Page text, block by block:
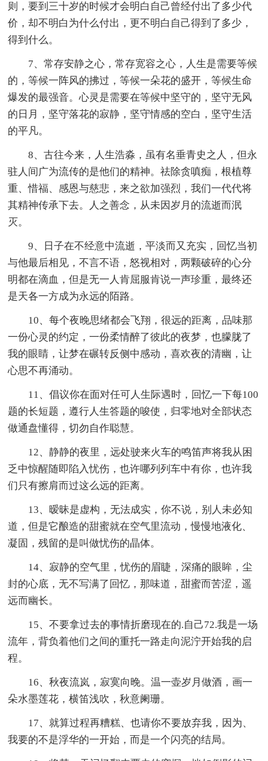
则，要到三十岁的时候才会明白自己曾经付出了多少代
价，却不明白为什么付出，更不明白自己得到了多少，
得到什么。
7、常存安静之心，常存宽容之心，人生是需要等候
的，等候一阵风的拂过，等候一朵花的盛开，等候生命
爆发的最强音。心灵是需要在等候中坚守的，坚守无风
的日月，坚守落花的寂静，坚守情感的空白，坚守生活
的平凡。
8、古往今来，人生浩淼，虽有名垂青史之人，但永
驻人间广为流传的是他们的精神。祛除贪嗔痴，根植尊
重、惜福、感恩与慈悲，来之欲加强烈，我们一代代将
其精神传承下去。人之善念，从未因岁月的流逝而泯
灭。
9、日子在不经意中流逝，平淡而又充实，回忆当初
与他最后相见，不言不语，怒视相对，两颗破碎的心分
明都在滴血，但是无一人肯屈服肯说一声珍重，最终还
是天各一方成为永远的陌路。
10、每个夜晚思绪都会飞翔，很远的距离，品味那
一份心灵的约定，一份柔情醉了彼此的夜梦，也朦胧了
我的眼睛，让梦在碾转反侧中感动，喜欢夜的清幽，让
心思不再涌动。
11、倡议你在面对任可人生际遇时，回忆一下每100
题的长短题，遵行人生答题的唆使，归零地对全部状态
做通盘懂得，切勿自作聪慧。
12、静静的夜里，远处驶来火车的鸣笛声将我从困
乏中惊醒随即陷入忧伤，也许哪列列车中有你，也许我
们只有擦肩而过这么远的距离。
13、暧昧是虚构，无法成实，你不说，别人未必知
道，但是它酿造的甜蜜就在空气里流动，慢慢地液化、
凝固，残留的是叫做忧伤的晶体。
14、寂静的空气里，忧伤的眉睫，深痛的眼眸，尘
封的心底，无不写满了回忆，那味道，甜蜜而苦涩，遥
远而幽长。
15、不要拿过去的事情折磨现在的.自己72.我是一场
流年，背负着他们之间的重托一路走向泥泞开始我的启
程。
16、秋夜流岚，寂寞向晚。温一壶岁月做酒，画一
朵水墨莲花，横笛浅吹，秋意阑珊。
17、就算过程再糟糕、也请你不要放弃我，因为、
我要的不是浮华的一开始，而是一个闪亮的结局。